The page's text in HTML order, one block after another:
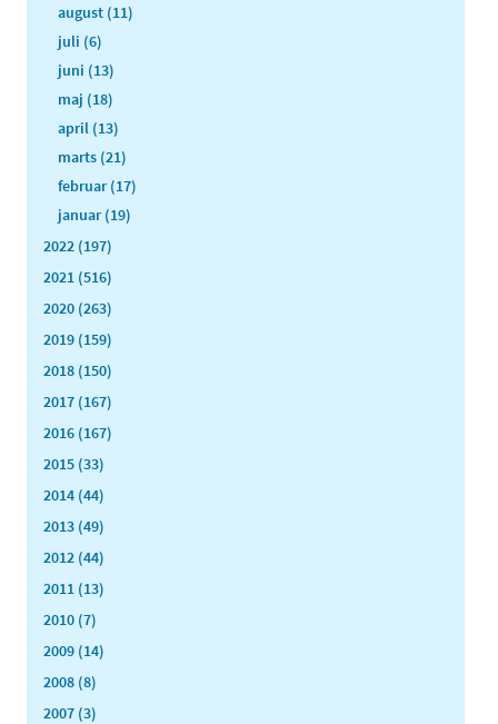
august (11)
juli (6)
juni (13)
maj (18)
april (13)
marts (21)
februar (17)
januar (19)
2022 (197)
2021 (516)
2020 (263)
2019 (159)
2018 (150)
2017 (167)
2016 (167)
2015 (33)
2014 (44)
2013 (49)
2012 (44)
2011 (13)
2010 (7)
2009 (14)
2008 (8)
2007 (3)